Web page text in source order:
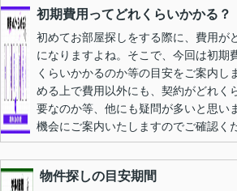
初期費用ってどれくらいかかる？
初めてお部屋探しをする際に、費用が
になりますよね。そこで、今回は初期
くらいかかるのか等の目安をご案内し
める上で費用以外にも、契約がどれく
要なのか等、他にも疑問が多いと思い
機会にご案内いたしますのでご確認く
物件探しの目安期間